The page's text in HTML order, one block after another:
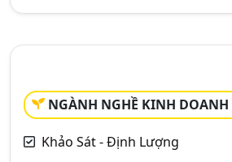
NGÀNH NGHỀ KINH DOANH
Khảo Sát - Định Lượng